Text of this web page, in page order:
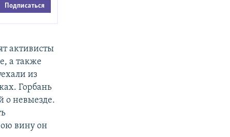
Подписаться
активисты
а также
из
Горбань
о невыезде.
вину он